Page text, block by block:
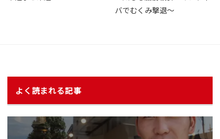
バでむくみ撃退〜
よく読まれる記事